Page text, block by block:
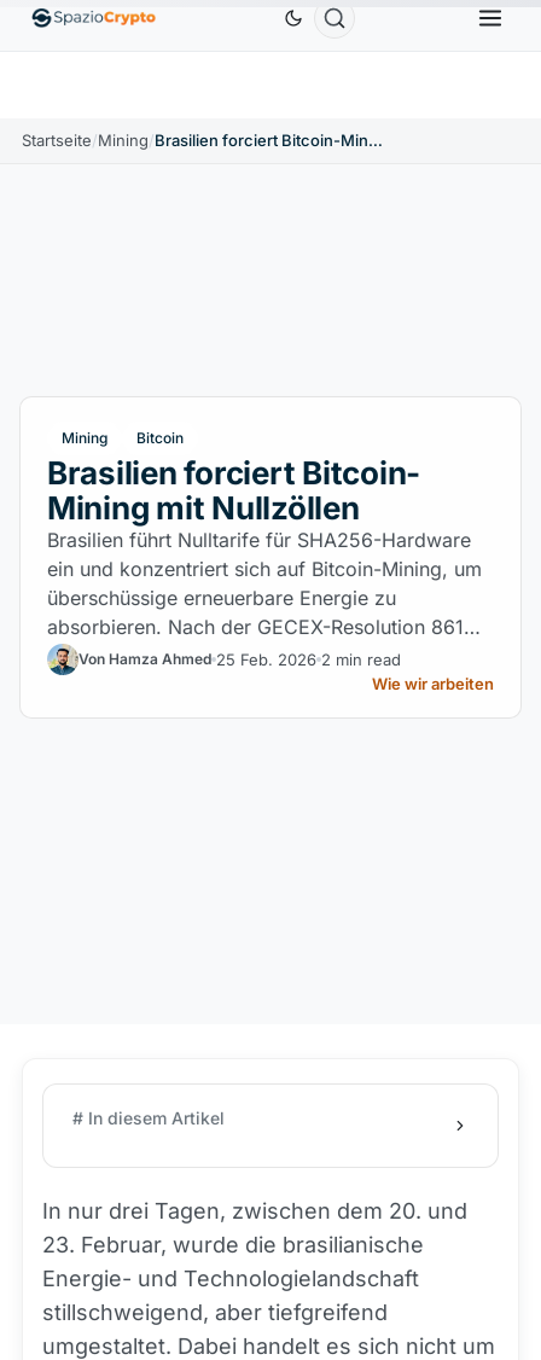
EthereumETH1.880,58 $ Tether USDT0,9991 $ BNBBNB
Startseite/Mining/ Brasilien forciert Bitcoin-Mining mit Nullzöllen
Mining Bitcoin
Brasilien forciert Bitcoin-
Mining mit Nullzöllen
Brasilien führt Nulltarife für SHA256-Hardware
ein und konzentriert sich auf Bitcoin-Mining, um
überschüssige erneuerbare Energie zu
absorbieren. Nach der GECEX-Resolution 861
evaluiert Engie auch Anlagen in Assu Sol, um
das Mining als industrielles Druckmittel gegen
Energiekürzungen einzusetzen.
Von Hamza Ahmed 25 Feb. 2026 2 min read
Wie wir arbeiten
# In diesem Artikel
In nur drei Tagen, zwischen dem 20. und
23. Februar, wurde die brasilianische
Energie- und Technologielandschaft
stillschweigend, aber tiefgreifend
umgestaltet. Dabei handelt es sich nicht um